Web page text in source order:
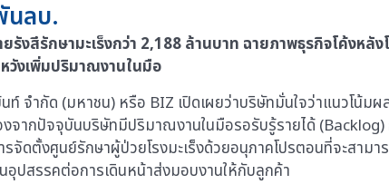
นลบ.
งสีรักษามะเร็งกว่า 2,188 ล้านบาท ฉายภาพธุรกิจโค้งห
วังเพิ่มปริมาณงานในมือ
กัด (มหาชน) หรือ BIZ เปิดเผยว่าบริษัทมั่นใจว่าแนวโน้มผ
จากปัจจุบันบริษัทมีปริมาณงานในมือรอรับรู้รายได้
ดตั้งศูนย์รักษาผู้ป่วยโรงมะเร็งด้วยอนุภาคโปรตอนที่จะสามา
อุปสรรคต่อการเดินหน้าส่งมอบงานให้กับลูกค้า